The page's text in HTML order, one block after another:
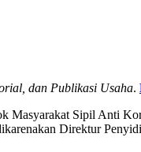
dan Publikasi Usaha.
Masyarakat Sipil Anti
Direktur